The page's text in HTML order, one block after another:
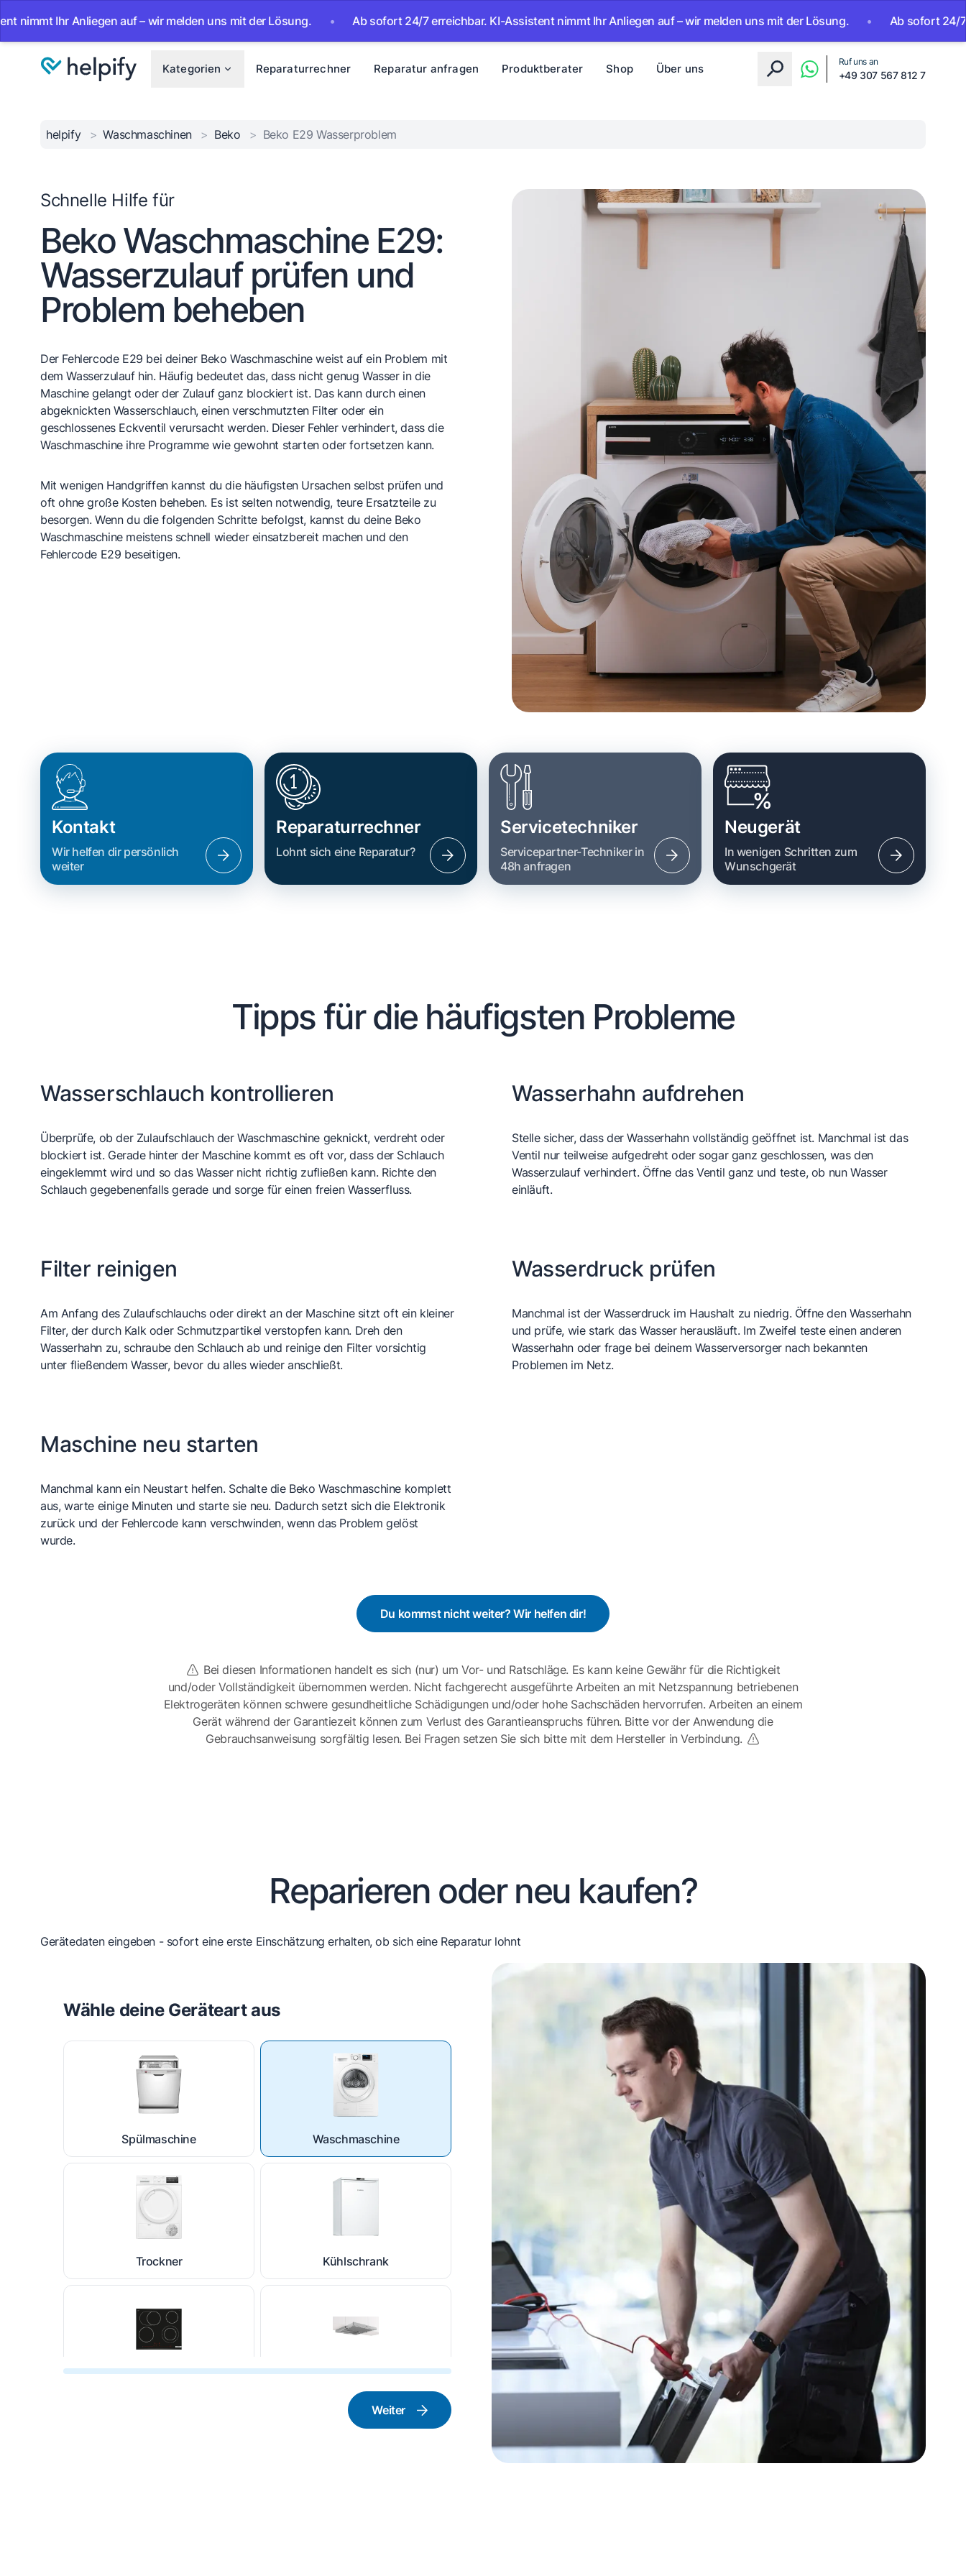
Anliegen auf – wir melden uns mit der Lösung. • Ab sofort 24/7 erreichbar. KI-Assistent nimmt Ihr Anliegen auf – wir melden uns mit der Lösung. • Ab sofort 24/7
Kategorien Reparaturrechner Reparatur anfragen Produktberater Shop Über uns
Ruf uns an
+49 307 567 812 7
helpify > Waschmaschinen > Beko > Beko E29 Wasserproblem
Schnelle Hilfe für
Beko Waschmaschine E29:
Wasserzulauf prüfen und
Problem beheben
Der Fehlercode E29 bei deiner Beko Waschmaschine weist auf ein Problem mit
dem Wasserzulauf hin. Häufig bedeutet das, dass nicht genug Wasser in die
Maschine gelangt oder der Zulauf ganz blockiert ist. Das kann durch einen
abgeknickten Wasserschlauch, einen verschmutzten Filter oder ein
geschlossenes Eckventil verursacht werden. Dieser Fehler verhindert, dass die
Waschmaschine ihre Programme wie gewohnt starten oder fortsetzen kann.
Mit wenigen Handgriffen kannst du die häufigsten Ursachen selbst prüfen und
oft ohne große Kosten beheben. Es ist selten notwendig, teure Ersatzteile zu
besorgen. Wenn du die folgenden Schritte befolgst, kannst du deine Beko
Waschmaschine meistens schnell wieder einsatzbereit machen und den
Fehlercode E29 beseitigen.
Kontakt
Wir helfen dir persönlich
weiter
Reparaturrechner
Lohnt sich eine Reparatur?
Servicetechniker
Servicepartner-Techniker in
48h anfragen
Neugerät
In wenigen Schritten zum
Wunschgerät
Tipps für die häufigsten Probleme
Wasserschlauch kontrollieren
Überprüfe, ob der Zulaufschlauch der Waschmaschine geknickt, verdreht oder
blockiert ist. Gerade hinter der Maschine kommt es oft vor, dass der Schlauch
eingeklemmt wird und so das Wasser nicht richtig zufließen kann. Richte den
Schlauch gegebenenfalls gerade und sorge für einen freien Wasserfluss.
Wasserhahn aufdrehen
Stelle sicher, dass der Wasserhahn vollständig geöffnet ist. Manchmal ist das
Ventil nur teilweise aufgedreht oder sogar ganz geschlossen, was den
Wasserzulauf verhindert. Öffne das Ventil ganz und teste, ob nun Wasser
einläuft.
Filter reinigen
Am Anfang des Zulaufschlauchs oder direkt an der Maschine sitzt oft ein kleiner
Filter, der durch Kalk oder Schmutzpartikel verstopfen kann. Dreh den
Wasserhahn zu, schraube den Schlauch ab und reinige den Filter vorsichtig
unter fließendem Wasser, bevor du alles wieder anschließt.
Wasserdruck prüfen
Manchmal ist der Wasserdruck im Haushalt zu niedrig. Öffne den Wasserhahn
und prüfe, wie stark das Wasser herausläuft. Im Zweifel teste einen anderen
Wasserhahn oder frage bei deinem Wasserversorger nach bekannten
Problemen im Netz.
Maschine neu starten
Manchmal kann ein Neustart helfen. Schalte die Beko Waschmaschine komplett
aus, warte einige Minuten und starte sie neu. Dadurch setzt sich die Elektronik
zurück und der Fehlercode kann verschwinden, wenn das Problem gelöst
wurde.
Du kommst nicht weiter? Wir helfen dir!
Bei diesen Informationen handelt es sich (nur) um Vor- und Ratschläge. Es kann keine Gewähr für die Richtigkeit
und/oder Vollständigkeit übernommen werden. Nicht fachgerecht ausgeführte Arbeiten an mit Netzspannung betriebenen
Elektrogeräten können schwere gesundheitliche Schädigungen und/oder hohe Sachschäden hervorrufen. Arbeiten an einem
Gerät während der Garantiezeit können zum Verlust des Garantieanspruchs führen. Bitte vor der Anwendung die
Gebrauchsanweisung sorgfältig lesen. Bei Fragen setzen Sie sich bitte mit dem Hersteller in Verbindung.
Reparieren oder neu kaufen?
Gerätedaten eingeben - sofort eine erste Einschätzung erhalten, ob sich eine Reparatur lohnt
Wähle deine Geräteart aus
Spülmaschine Waschmaschine
Trockner Kühlschrank
Weiter